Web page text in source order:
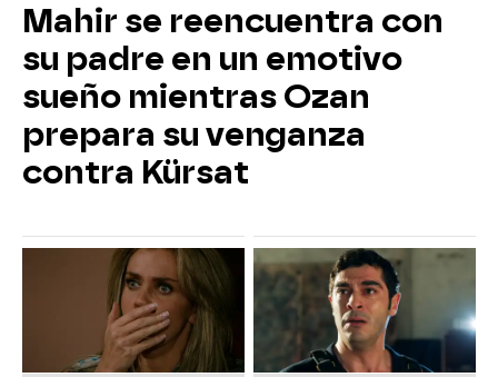
Mahir se reencuentra con
su padre en un emotivo
sueño mientras Ozan
prepara su venganza
contra Kürsat